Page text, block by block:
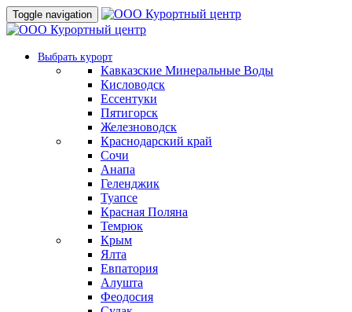
Toggle navigation
Выбрать курорт
Кавказские Минеральные Воды
Кисловодск
Ессентуки
Пятигорск
Железноводск
Краснодарский край
Сочи
Анапа
Геленджик
Туапсе
Красная Поляна
Темрюк
Крым
Ялта
Евпатория
Алушта
Феодосия